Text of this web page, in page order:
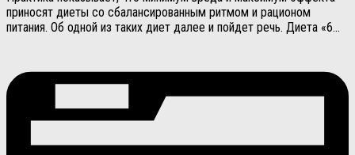
приносят диеты со сбалансированным ритмом и рационом
питания. Об одной из таких диет далее и пойдет речь. Диета «6...